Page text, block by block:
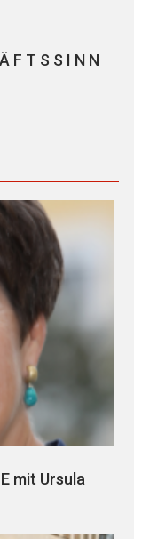
F T S S I N N
E mit Ursula